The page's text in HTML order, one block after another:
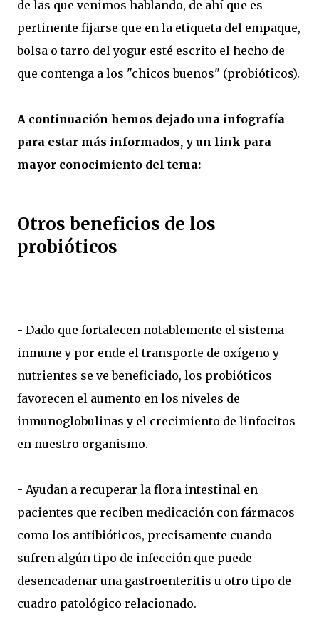
de las que venimos hablando, de ahí que es
pertinente fijarse que en la etiqueta del empaque,
bolsa o tarro del yogur esté escrito el hecho de
que contenga a los "chicos buenos" (probióticos).
A continuación hemos dejado una infografía
para estar más informados, y un link para
mayor conocimiento del tema:
Otros beneficios de los
probióticos
- Dado que fortalecen notablemente el sistema
inmune y por ende el transporte de oxígeno y
nutrientes se ve beneficiado, los probióticos
favorecen el aumento en los niveles de
inmunoglobulinas y el crecimiento de linfocitos
en nuestro organismo.
- Ayudan a recuperar la flora intestinal en
pacientes que reciben medicación con fármacos
como los antibióticos, precisamente cuando
sufren algún tipo de infección que puede
desencadenar una gastroenteritis u otro tipo de
cuadro patológico relacionado.